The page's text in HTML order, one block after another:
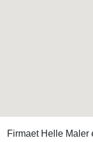
Firmaet Helle Maler